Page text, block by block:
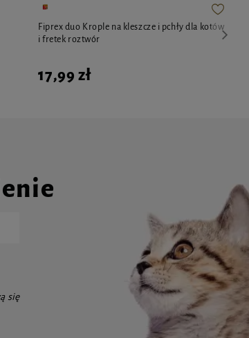
Fiprex duo Krople na kleszcze i pchły dla kotów
i fretek roztwór
17,99 zł
się